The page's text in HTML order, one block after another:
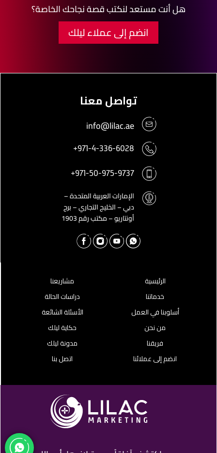
هل أنت مستعد لنكتب قصة نجاحك الخاصة؟
انضم إلى عملاء ليلك
تواصل معنا
info@lilac.ae
+971-4-336-6028
+971-50-975-9737
الإمارات العربية المتحدة –
دبي – الخليج التجاري – برج
أونتاريو – مكتب رقم 1903
الرئيسية
مشاريعنا
خدماتنا
دراسات الحالة
أسلوبنا في العمل
الأسئلة الشائعة
من نحن
حكاية ليلك
فريقنا
مدونة ليلك
انضم إلى عملائنا
اتصل بنا